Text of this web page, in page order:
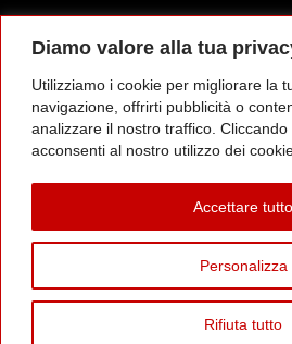
Diamo valore alla tua
Utilizziamo i cookie per migliorare la
navigazione, offrirti pubblicità o
analizzare il nostro traffico. Cliccando
acconsenti al nostro utilizzo dei
Personalizza
Rifiuta tutto
Accettare tutto
334.2470770/328.8886541
info@autocolella.it
Orari Apertura
Lun - Ven:8:00-13:00 14:00-
Sabato:8:00-12:00
Domenica:Chiuso
© 2023 Autocolella - P.IVA:
Privacy Policy|